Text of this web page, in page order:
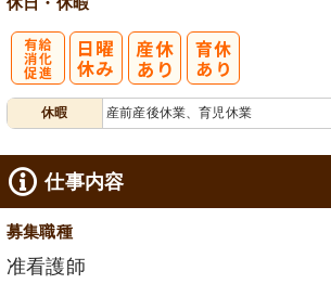
休暇 産前産後休業、育児休業
仕事内容
募集職種
准看護師